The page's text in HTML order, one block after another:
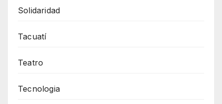
Solidaridad
Tacuatí
Teatro
Tecnologia